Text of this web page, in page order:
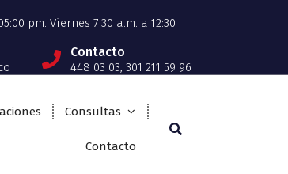
pm. Viernes 7:30 a.m. a 12:30
Contacto
448 03 03, 301 211 59 96
Consultas
Contacto